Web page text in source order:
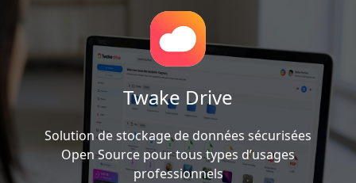
Twake Drive
Solution de stockage de données sécurisées
Open Source pour tous types d’usages
professionnels